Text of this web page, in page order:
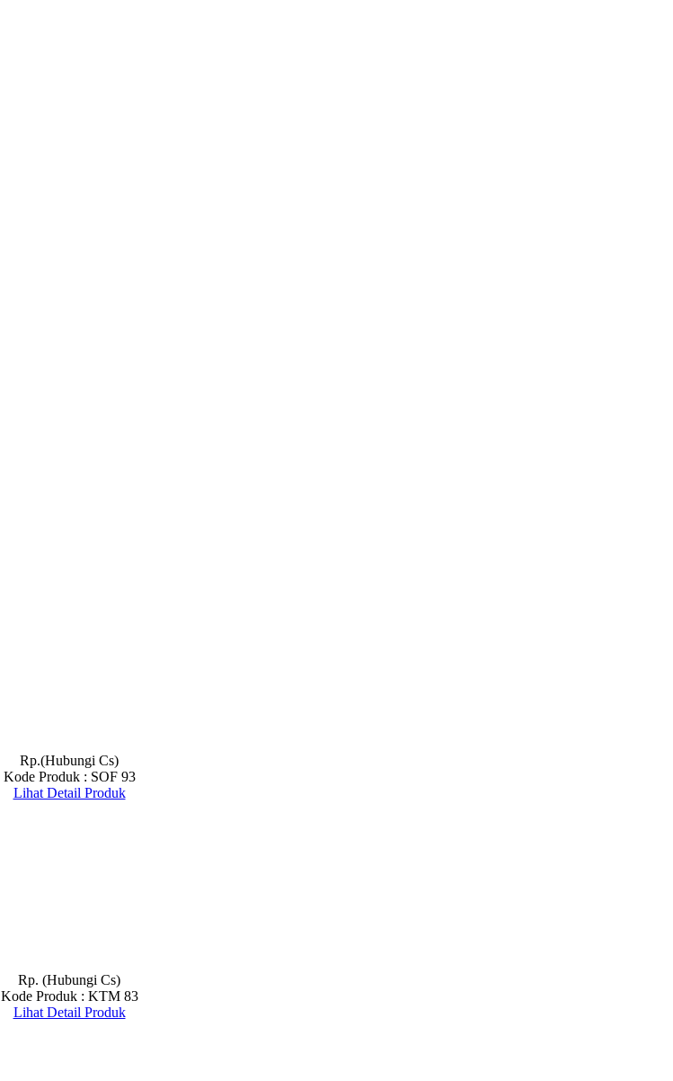
Rp.(Hubungi Cs)
Kode Produk : SOF 93
Lihat Detail Produk
Rp. (Hubungi Cs)
Kode Produk : KTM 83
Lihat Detail Produk